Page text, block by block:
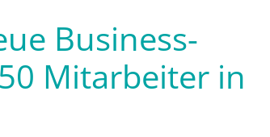
Business-
Mitarbeiter in